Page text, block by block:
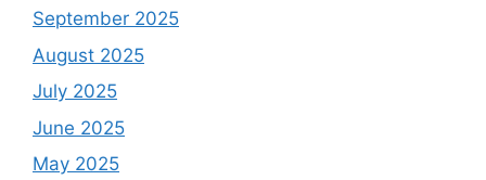
September 2025
August 2025
July 2025
June 2025
May 2025